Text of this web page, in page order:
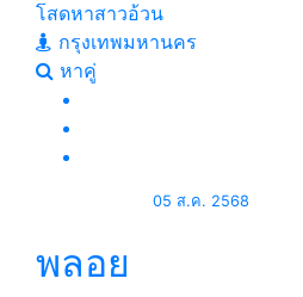
โสดหาสาวอ้วน
กรุงเทพมหานคร
หาคู่
05 ส.ค. 2568
พลอย